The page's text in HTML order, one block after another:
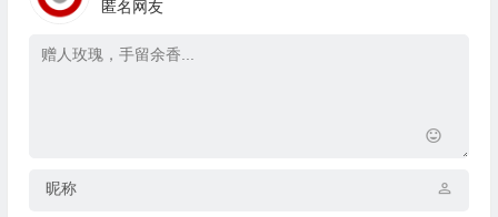
匿名网友
昵称